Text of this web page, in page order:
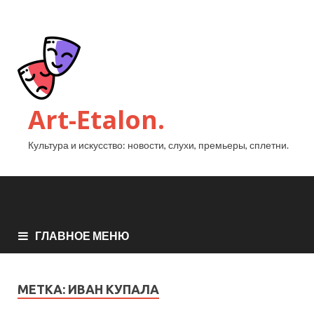
Art-Etalon.
Культура и искусство: новости, слухи, премьеры, сплетни.
ГЛАВНОЕ МЕНЮ
МЕТКА: ИВАН КУПАЛА